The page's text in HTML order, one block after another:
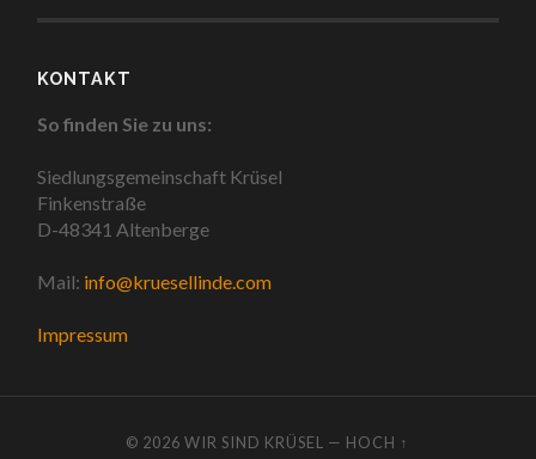
KONTAKT
So finden Sie zu uns:
Siedlungsgemeinschaft Krüsel
Finkenstraße
D-48341 Altenberge
Mail: info@kruesellinde.com
Impressum
© 2026WIR SIND KRÜSEL — HOCH ↑